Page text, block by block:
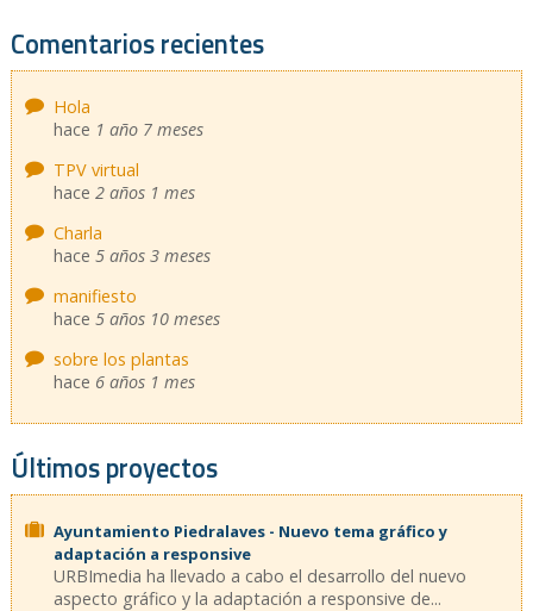
Comentarios recientes
Hola
hace 1 año 7 meses
TPV virtual
hace 2 años 1 mes
Charla
hace 5 años 3 meses
manifiesto
hace 5 años 10 meses
sobre los plantas
hace 6 años 1 mes
Últimos proyectos
Ayuntamiento Piedralaves - Nuevo tema gráfico y
adaptación a responsive
URBImedia ha llevado a cabo el desarrollo del nuevo
aspecto gráfico y la adaptación a responsive de...